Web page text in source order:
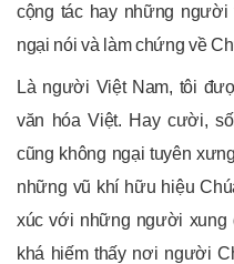
cộng tác hay những người
ngại nói và làm chứng về
Là người Việt Nam, tôi
văn hóa Việt. Hay cười,
cũng không ngại tuyên
những vũ khí hữu hiệu
xúc với những người xung
khá hiếm thấy nơi người